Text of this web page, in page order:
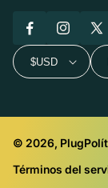
FacebookInstagram
X
$USD
© 2026, Plug
Términos del